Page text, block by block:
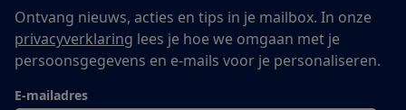
Ontvang nieuws, acties en tips in je mailbox. In onze
privacyverklaring lees je hoe we omgaan met je
persoonsgegevens en e-mails voor je personaliseren.
E-mailadres